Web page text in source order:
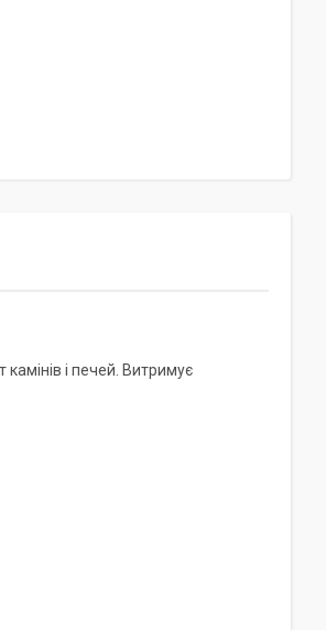
і печей. Витримує